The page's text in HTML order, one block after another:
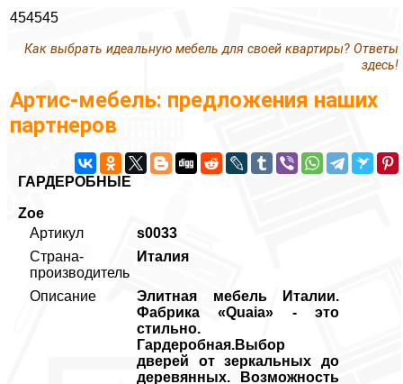
454545
Как выбрать идеальную мебель для своей квартиры? Ответы
здесь!
Артис-мебель: предложения наших
партнеров
ГАРДЕРОБНЫЕ
Zoe
Артикул
s0033
Страна-
производитель
Италия
Описание
Элитная мебель Италии.
Фабрика «Quaia» - это
стильно.
Гардеробная.Выбор
дверей от зеркальных до
деревянных. Возможность